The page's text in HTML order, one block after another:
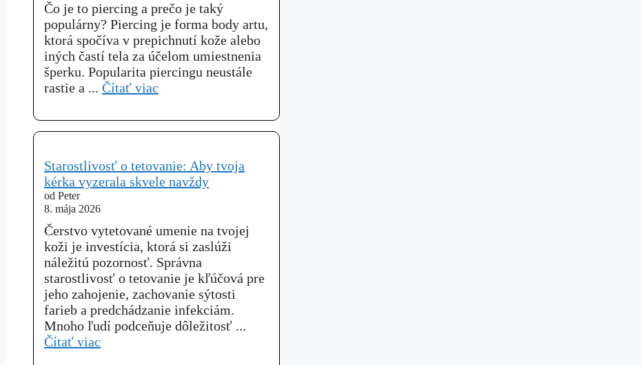
Čo je to piercing a prečo je taký
populárny? Piercing je forma body artu,
ktorá spočíva v prepichnutí kože alebo
iných častí tela za účelom umiestnenia
šperku. Popularita piercingu neustále
rastie a ... Čítať viac
Starostlivosť o tetovanie: Aby tvoja
kérka vyzerala skvele navždy
od Peter
8. mája 2026
Čerstvo vytetované umenie na tvojej
koži je investícia, ktorá si zaslúži
náležitú pozornosť. Správna
starostlivosť o tetovanie je kľúčová pre
jeho zahojenie, zachovanie sýtosti
farieb a predchádzanie infekciám.
Mnoho ľudí podceňuje dôležitosť ...
Čítať viac